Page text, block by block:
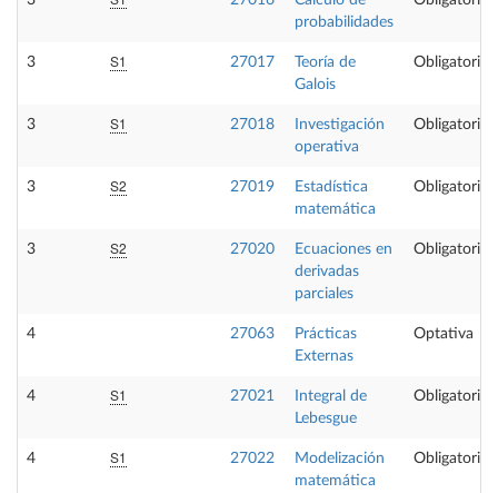
probabilidades
3 S1 27017
Teoría de
Galois
Obligatoria
3 S1 27018
Investigación
operativa
Obligatoria
3 S2 27019
Estadística
matemática
Obligatoria
3 S2 27020
Ecuaciones en
derivadas
parciales
Obligatoria
4 27063
Prácticas
Externas
Optativa
4 S1 27021
Integral de
Lebesgue
Obligatoria
4 S1 27022
Modelización
matemática
Obligatoria